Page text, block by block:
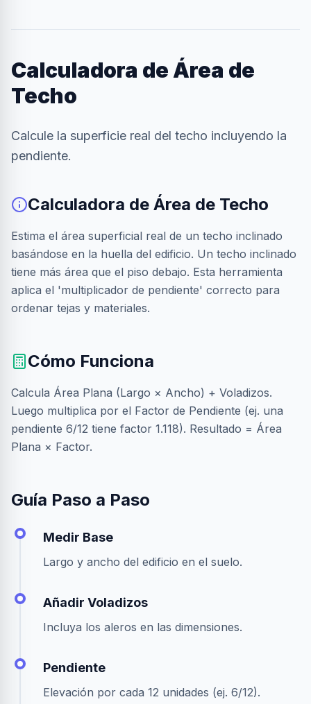
Calculadora de Área de
Techo
Calcule la superficie real del techo incluyendo la
pendiente.
Calculadora de Área de Techo
Estima el área superficial real de un techo inclinado
basándose en la huella del edificio. Un techo inclinado
tiene más área que el piso debajo. Esta herramienta
aplica el 'multiplicador de pendiente' correcto para
ordenar tejas y materiales.
Cómo Funciona
Calcula Área Plana (Largo × Ancho) + Voladizos.
Luego multiplica por el Factor de Pendiente (ej. una
pendiente 6/12 tiene factor 1.118). Resultado = Área
Plana × Factor.
Guía Paso a Paso
Medir Base
Largo y ancho del edificio en el suelo.
Añadir Voladizos
Incluya los aleros en las dimensiones.
Pendiente
Elevación por cada 12 unidades (ej. 6/12).